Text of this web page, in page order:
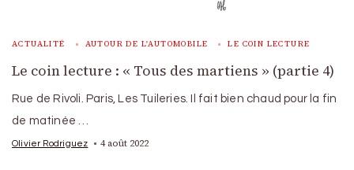
ACTUALITÉ AUTOUR DE L'AUTOMOBILE LE COIN LECTURE
Le coin lecture : « Tous des martiens » (partie 4)
Rue de Rivoli. Paris, Les Tuileries. Il fait bien chaud pour la fin
de matinée …
Olivier Rodriguez 4 août 2022